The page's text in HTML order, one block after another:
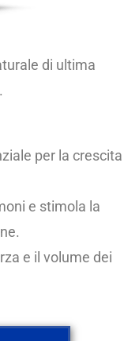
di ultima
per la crescita
e stimola la
e il volume dei